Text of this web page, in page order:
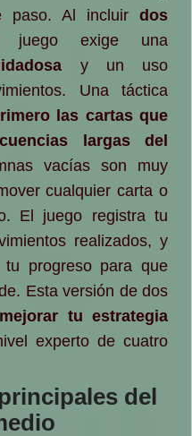
paso. Al incluir dos
exige una
y un uso
Una táctica
las cartas que
largas del
vacías son muy
cualquier carta o
El juego registra tu
realizados, y
tu progreso para que
Esta versión de dos
mejorar tu estrategia
experto de cuatro
del